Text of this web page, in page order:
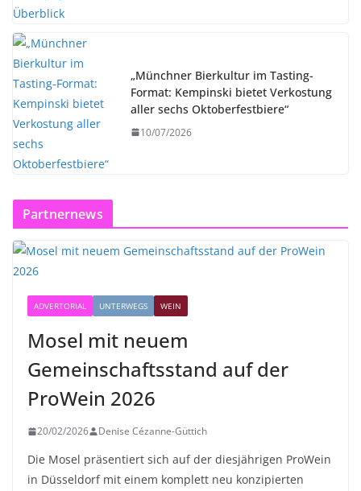
„Münchner Bierkultur im Tasting-
Format: Kempinski bietet Verkostung
aller sechs Oktoberfestbiere“
10/07/2026
Partnernews
ADVERTORIAL UNTERWEGS WEIN
Mosel mit neuem
Gemeinschaftsstand auf der
ProWein 2026
20/02/2026 Denise Cézanne-Güttich
Die Mosel präsentiert sich auf der diesjährigen ProWein
in Düsseldorf mit einem komplett neu konzipierten